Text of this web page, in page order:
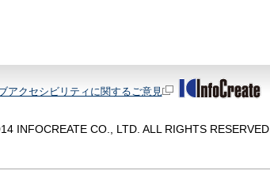
アクセシビリティに関するご意見
INFOCREATE CO., LTD. ALL RIGHTS RESERVED.